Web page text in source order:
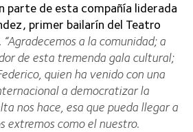
parte de esta compañía liderada
primer bailarín del Teatro
“Agradecemos a la comunidad; a
de esta tremenda gala cultural;
quien ha venido con una
a democratizar la
nos hace, esa que pueda llegar a
extremos como el nuestro.